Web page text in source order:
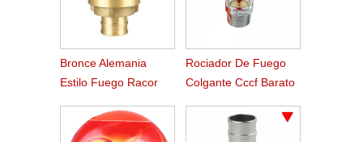
Bronce Alemania
Estilo Fuego Racor
Rociador De Fuego
Colgante Cccf Barato